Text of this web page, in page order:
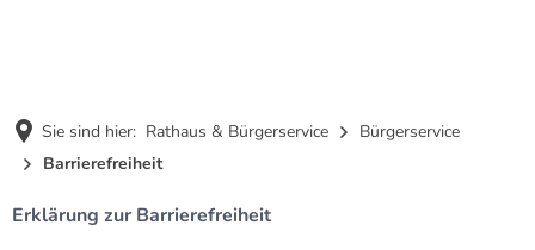
Sie sind hier: Rathaus & Bürgerservice
Bürgerservice
Barrierefreiheit
Barrierefreiheit
Erklärung zur Barrierefreiheit